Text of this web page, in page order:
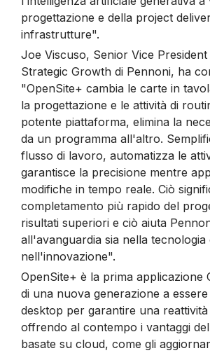
progettazione e della project
infrastrutture".
Joe Viscuso, Senior Vice
Strategic Growth di Pennoni, ha
"OpenSite+ cambia le carte in
la progettazione e le attività di
potente piattaforma, elimina la
da un programma all'altro.
flusso di lavoro, automatizza le
garantisce la precisione mentre
modifiche in tempo reale. Ciò
completamento più rapido del
risultati superiori e ciò aiuta
all'avanguardia sia nella tecnologia
nell'innovazione".
OpenSite+ è la prima applicazione
di una nuova generazione a
desktop per garantire una
offrendo al contempo i vantaggi
basate su cloud, come gli